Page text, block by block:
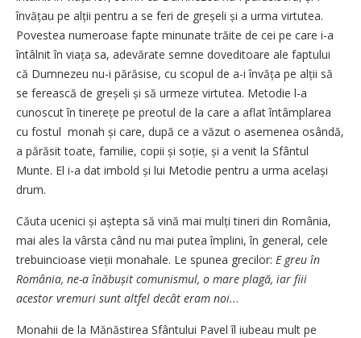
învățau pe alții pentru a se feri de greșeli și a urma virtutea.
Povestea nume­roase fapte minunate trăite de cei pe care i-a
întâlnit în viața sa, adevărate semne doveditoare ale faptului
că Dumnezeu nu-i părăsise, cu scopul de a-i învăța pe alții să
se ferească de greșeli și să urmeze virtutea. Metodie l-a
cunoscut în tine­rețe pe preotul de la care a aflat întâmplarea
cu fostul monah și care, după ce a văzut o asemenea osândă,
a părăsit toate, familie, copii și soție, și a venit la Sfântul
Munte. El i-a dat imbold și lui Metodie pentru a urma același
drum.
Căuta ucenici și aștepta să vină mai mulți tineri din România,
mai ales la vârsta când nu mai putea împlini, în general, cele
trebuincioase vieții monahale. Le spunea grecilor: E greu în
România, ne-a înăbușit comunismul, o mare plagă, iar fiii
acestor vremuri sunt altfel decât eram noi...
Monahii de la Mănăstirea Sfântului Pavel îl iubeau mult pe